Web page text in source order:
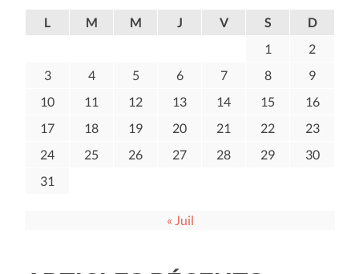
L M M J V S
D
1
2
3
4 5 6 7 8
9
10
11 12 13 14 15
16
17
18 19 20 21 22
23
24
25 26 27 28 29
30
31
« Juil